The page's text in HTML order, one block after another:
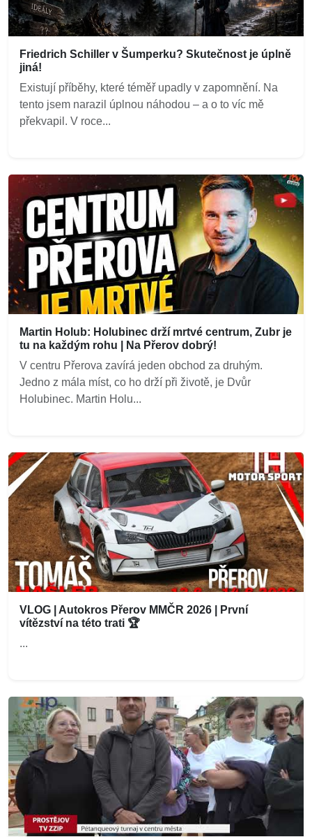
Friedrich Schiller v Šumperku? Skutečnost je úplně
jiná!
Existují příběhy, které téměř upadly v zapomnění. Na
tento jsem narazil úplnou náhodou – a o to víc mě
překvapil. V roce...
Martin Holub: Holubinec drží mrtvé centrum, Zubr je
tu na každým rohu | Na Přerov dobrý!
V centru Přerova zavírá jeden obchod za druhým.
Jedno z mála míst, co ho drží při životě, je Dvůr
Holubinec. Martin Holu...
VLOG | Autokros Přerov MMČR 2026 | První
vítězství na této trati 🏆
...